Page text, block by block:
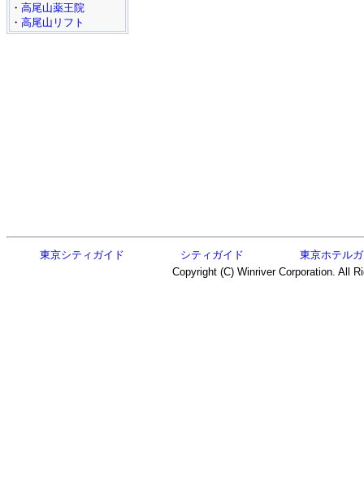
・ 高尾山薬王院
・ 高尾山リフト
東京シティガイド シティガイド
東京ホテル
Copyright (C) Winriver Corporation. All